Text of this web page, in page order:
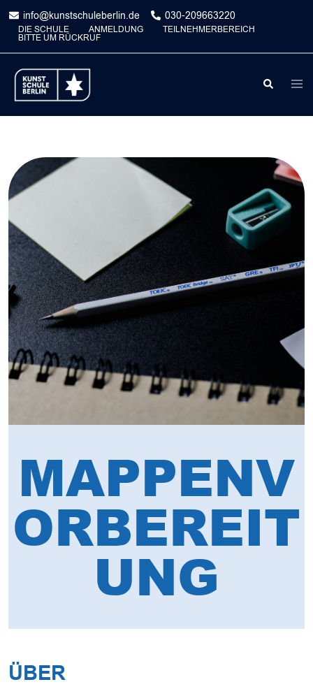
Skip
content
info@kunstschuleberlin.de 030-209663220
DIE SCHULE ANMELDUNG TEILNEHMERBEREICH
BITTE UM RÜCKRUF
Search
MAPPENV
ORBEREIT
UNG
ÜBER